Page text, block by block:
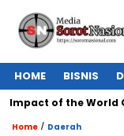
HOME BISNIS
of the World
Home / Daerah